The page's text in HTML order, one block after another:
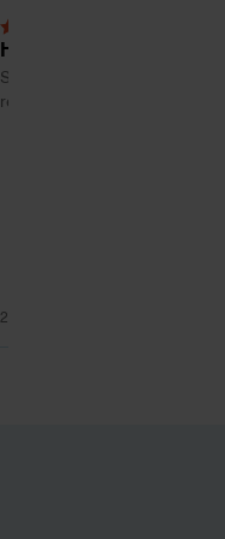
4 van 5 sterren
Hans Kollenbrander
Snelle levering en goede
respons bij installatie.
26 juli 2026